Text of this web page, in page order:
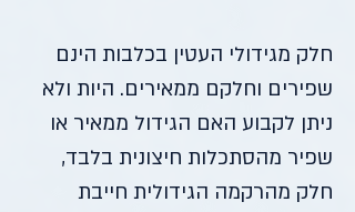
חלק מגידולי העטין בכלבות הינם
שפירים וחלקם ממאירים. היות ולא
ניתן לקבוע האם הגידול ממאיר או
שפיר מהסתכלות חיצונית בלבד,
חלק מהרקמה הגידולית חייבת